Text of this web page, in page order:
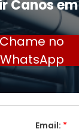
Canos em
Chame no
WhatsApp
Email: *